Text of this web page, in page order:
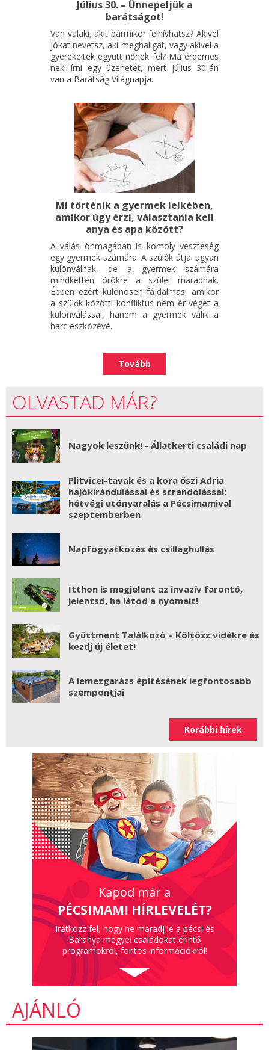
Július 30. – Ünnepeljük a
barátságot!
Van valaki, akit bármikor felhívhatsz? Akivel
jókat nevetsz, aki meghallgat, vagy akivel a
gyerekeitek együtt nőnek fel? Ma érdemes
neki írni egy üzenetet, mert július 30-án
van a Barátság Világnapja.
Mi történik a gyermek lelkében,
amikor úgy érzi, választania kell
anya és apa között?
A válás önmagában is komoly veszteség
egy gyermek számára. A szülők útjai ugyan
különválnak, de a gyermek számára
mindketten örökre a szülei maradnak.
Éppen ezért különösen fájdalmas, amikor
a szülők közötti konfliktus nem ér véget a
különválással, hanem a gyermek válik a
harc eszközévé.
Tovább
OLVASTAD MÁR?
Nagyok leszünk! - Állatkerti családi nap
Plitvicei-tavak és a kora őszi Adria
hajókirándulással és strandolással:
hétvégi utónyaralás a Pécsimamival
szeptemberben
Napfogyatkozás és csillaghullás
Itthon is megjelent az invazív farontó,
jelentsd, ha látod a nyomait!
Gyüttment Találkozó – Költözz vidékre és
kezdj új életet!
A lemezgarázs építésének legfontosabb
szempontjai
Korábbi hírek
Kapod már a
PÉCSIMAMI HÍRLEVELÉT?
Iratkozz fel, hogy ne maradj le a pécsi és
Baranya megyei családokat érintő
programokról, fontos információkról!
AJÁNLÓ